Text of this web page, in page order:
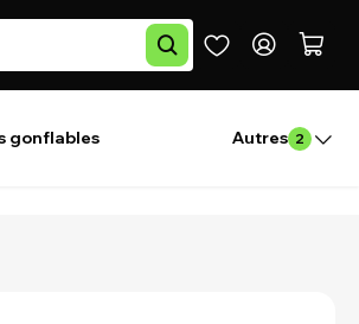
gonflables Autres 2